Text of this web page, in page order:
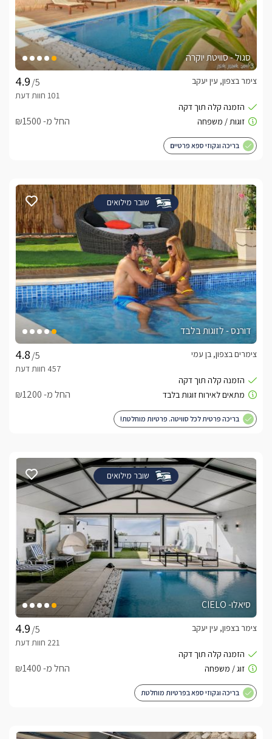
סגול - סוויטת יוקרה
/5
צימר בצפון, עין יעקב
החל מ- ₪1500
בריכה וגקוזי ספא פרטיים
שובר מילואים
דורנס - לזוגות בלבד
/5
צימרים בצפון, בן עמי
החל מ- ₪1200
בריכה פרטית לכל סוויטה. פרטיות מוחלטת!
שובר מילואים
סיאלו- CIELO
/5
צימר בצפון, עין יעקב
החל מ- ₪1400
בריכה וגקוזי ספא בפרטיות מוחלטת